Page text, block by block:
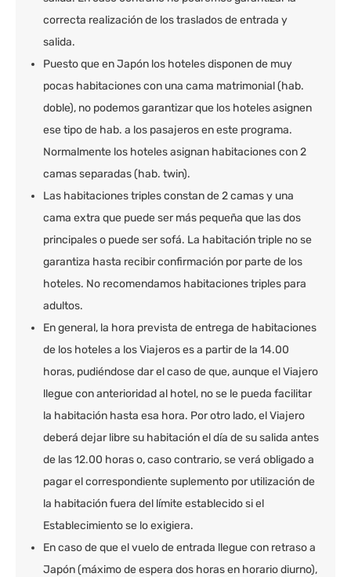
correcta realización de los traslados de entrada y
salida.
Puesto que en Japón los hoteles disponen de muy
pocas habitaciones con una cama matrimonial (hab.
doble), no podemos garantizar que los hoteles asignen
ese tipo de hab. a los pasajeros en este programa.
Normalmente los hoteles asignan habitaciones con 2
camas separadas (hab. twin).
Las habitaciones triples constan de 2 camas y una
cama extra que puede ser más pequeña que las dos
principales o puede ser sofá. La habitación triple no se
garantiza hasta recibir confirmación por parte de los
hoteles. No recomendamos habitaciones triples para
adultos.
En general, la hora prevista de entrega de habitaciones
de los hoteles a los Viajeros es a partir de la 14.00
horas, pudiéndose dar el caso de que, aunque el Viajero
llegue con anterioridad al hotel, no se le pueda facilitar
la habitación hasta esa hora. Por otro lado, el Viajero
deberá dejar libre su habitación el día de su salida antes
de las 12.00 horas o, caso contrario, se verá obligado a
pagar el correspondiente suplemento por utilización de
la habitación fuera del límite establecido si el
Establecimiento se lo exigiera.
En caso de que el vuelo de entrada llegue con retraso a
Japón (máximo de espera dos horas en horario diurno),